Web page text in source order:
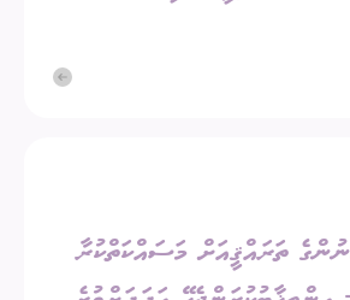
ތަރައްޤީއަށް މަސައްކަތްކުރާ